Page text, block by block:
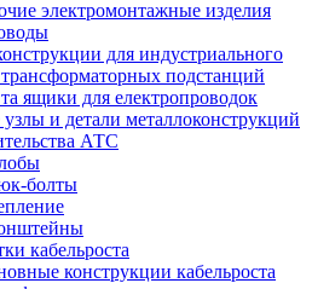
электромонтажные изделия
для индустриального
подстанций
ящики для електропроводок
и детали металлоконструкций
АТС
болты
кабельроста
конструкции кабельроста